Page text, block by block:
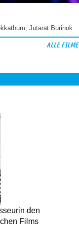
, Jutarat Burinok
ALLE FILME
den
Films